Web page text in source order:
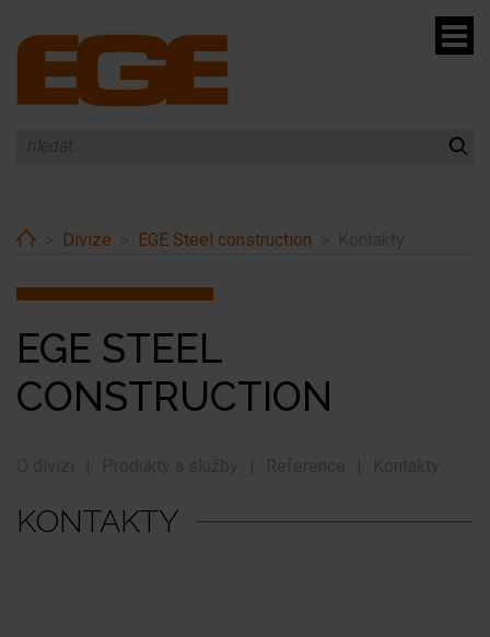
HomeDivize EGE Steel construction
EGE STEEL
CONSTRUCTION
KONTAKTY